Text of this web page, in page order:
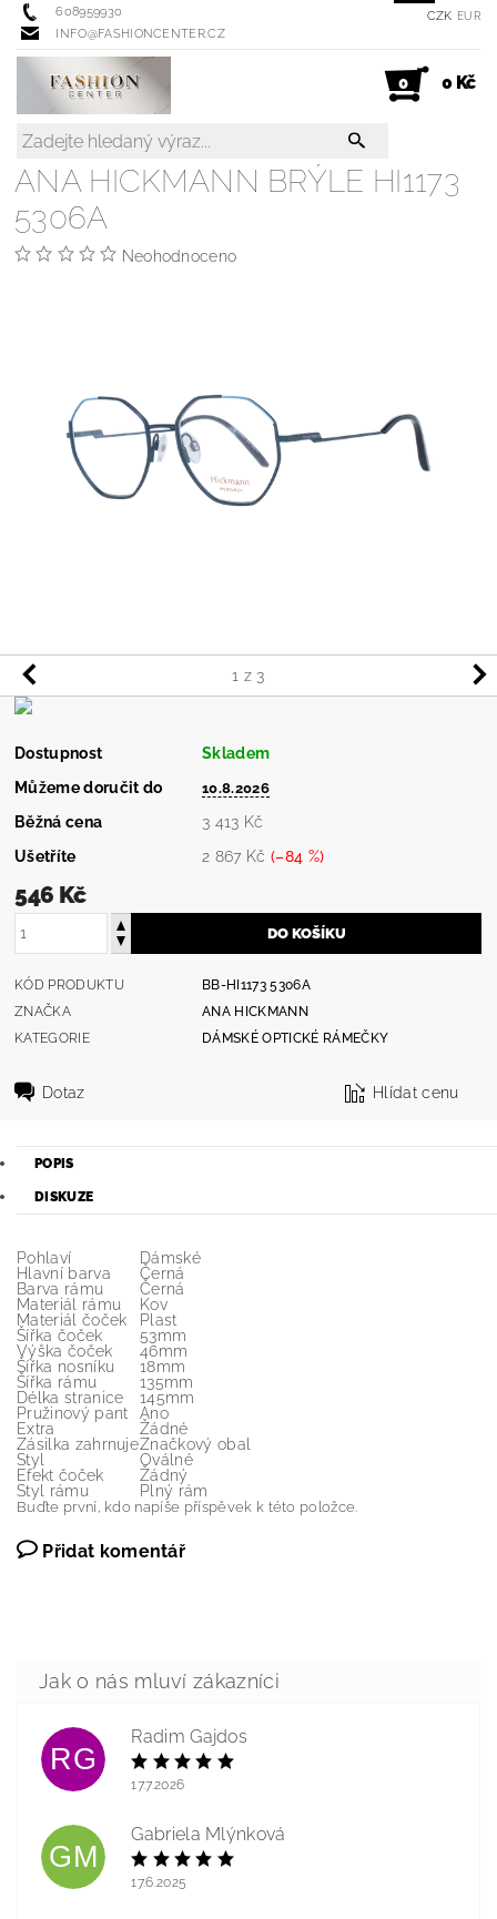
608959930
INFO@FASHIONCENTER.CZ
CZK EUR
0 0 Kč
1 z 3
ANA HICKMANN BRÝLE HI1173
5306A
Neohodnoceno
Dostupnost
Skladem
Můžeme doručit do
10.8.2026
Běžná cena
3 413 Kč
Ušetříte
2 867 Kč (–84 %)
546 Kč
KÓD PRODUKTU
BB-HI1173 5306A
ZNAČKA
ANA HICKMANN
KATEGORIE
DÁMSKÉ OPTICKÉ RÁMEČKY
Dotaz Hlídat cenu
POPIS
DISKUZE
Pohlaví
Dámské
Hlavní barva
Černá
Barva rámu
Černá
Materiál rámu
Kov
Materiál čoček
Plast
Šířka čoček
53mm
Výška čoček
46mm
Šířka nosníku
18mm
Šířka rámu
135mm
Délka stranice
145mm
Pružinový pant
Ano
Extra
Žádné
Zásilka zahrnujeZnačkový obal
Styl
Oválné
Efekt čoček
Žádný
Styl rámu
Plný rám
Buďte první, kdo napíše příspěvek k této položce.
Přidat komentář
RG
Radim Gajdos
17.7.2026
GM
Gabriela Mlýnková
17.6.2025